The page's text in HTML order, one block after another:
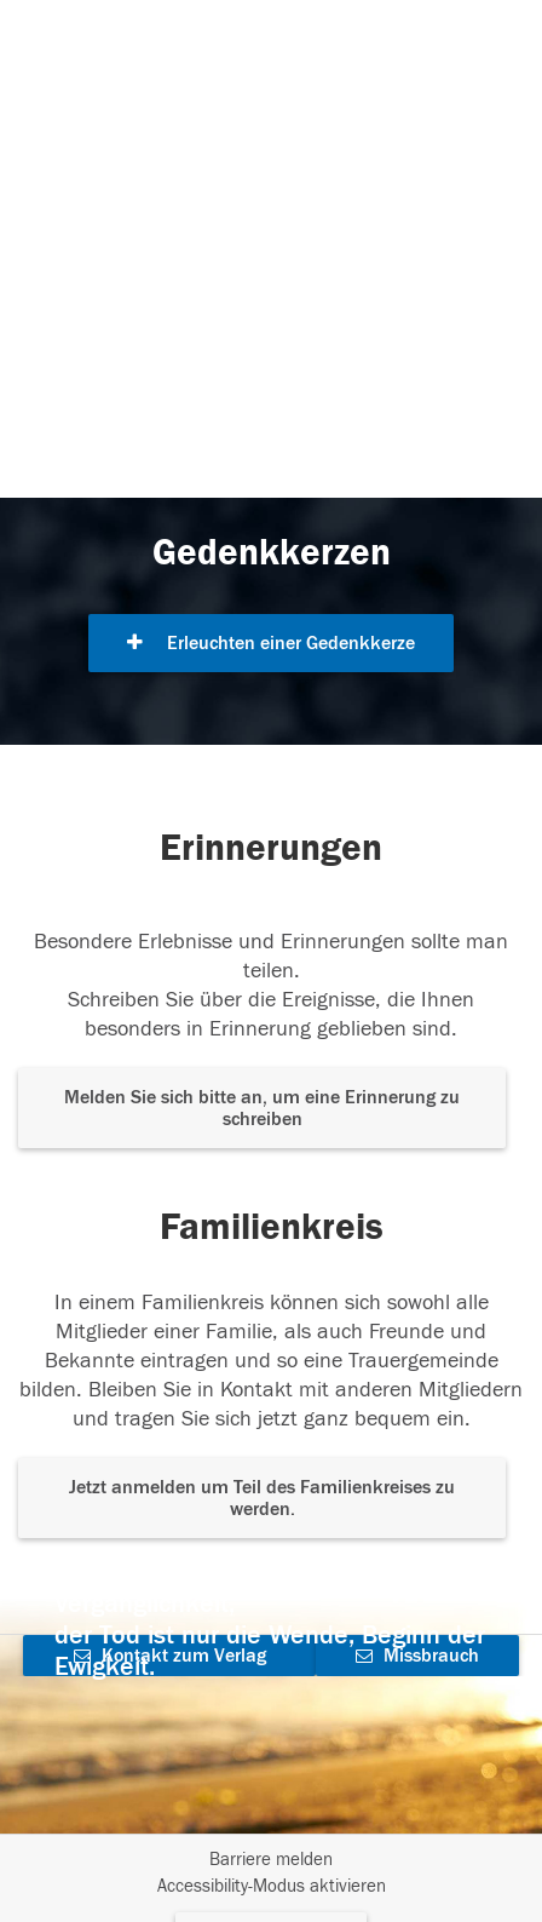
Gedenkkerzen
Erleuchten einer Gedenkkerze
Erinnerungen
Besondere Erlebnisse und Erinnerungen sollte man
teilen.
Schreiben Sie über die Ereignisse, die Ihnen
besonders in Erinnerung geblieben sind.
Melden Sie sich bitte an, um eine Erinnerung zu
schreiben
Familienkreis
In einem Familienkreis können sich sowohl alle
Mitglieder einer Familie, als auch Freunde und
Bekannte eintragen und so eine Trauergemeinde
bilden. Bleiben Sie in Kontakt mit anderen Mitgliedern
und tragen Sie sich jetzt ganz bequem ein.
Jetzt anmelden um Teil des Familienkreises zu
werden.
der Tod ist nur die Wende, Beginn der
Ewigkeit.
Kontakt zum Verlag
aufnehmen
Missbrauch
Barriere melden
Accessibility-Modus aktivieren